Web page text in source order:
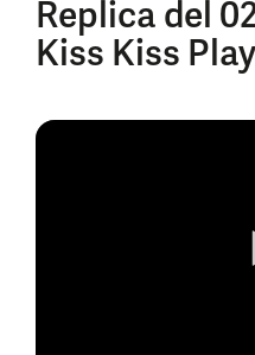
Replica del
Kiss Kiss